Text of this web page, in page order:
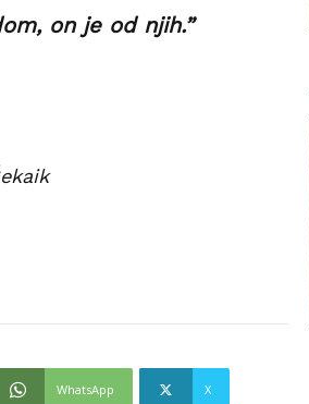
on je od njih.”
WhatsApp X